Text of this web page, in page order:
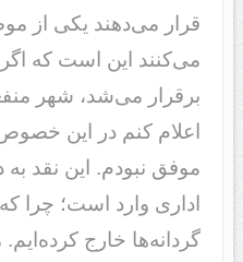
قرار می‌دهند یکی از
می‌کنند این است که اگر
برقرار می‌شد، شهر
اعلام کنم در این
موفق نبودم. این نقد
اداری وارد است؛ چرا
گردانه‌ها خارج